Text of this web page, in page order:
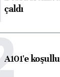
çaldı
A101'e